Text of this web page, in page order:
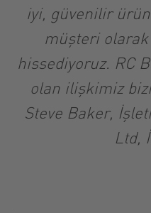
iyi, güvenilir
müşteri
hissediyoruz. RC
olan ilişkimiz
Steve Baker,
Ltd,